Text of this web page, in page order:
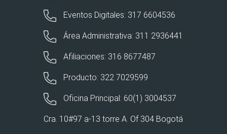
Eventos Digitales: 317 6604536
Área Administrativa: 311 2936441
Afiliaciones: 316 8677487
Producto: 322 7029599
Oficina Principal: 60(1) 3004537
Cra. 10#97 a-13 torre A. Of 304 Bogotá